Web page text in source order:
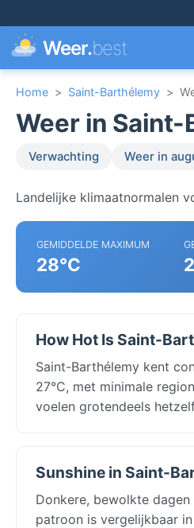
Weer.best
Home > Saint-Barthélemy >
Weer in
Verwachting Weer in
Landelijke klimaatnormalen
GEMIDDELDE MAXIMUM
28°C
How Hot Is Saint-
Saint-Barthélemy kent
27°C, met minimale
voelen grotendeels
Sunshine in Saint-
Donkere, bewolkte
patroon is vergelijkbaar